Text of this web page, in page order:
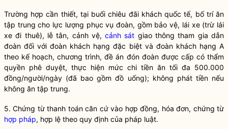
Trường hợp cần thiết, tại buổi chiêu đãi khách quốc tế, bố trí ăn
tập trung cho lực lượng phục vụ đoàn, gồm bảo vệ, lái xe (trừ lái
xe đi thuê), lễ tân, cảnh vệ,cảnh sát giao thông tham gia dẫn
đoàn đối với đoàn khách hạng đặc biệt và đoàn khách hạng A
theo kế hoạch, chương trình, đề án đón đoàn được cấp có thẩm
quyền phê duyệt, thực hiện mức chi tiền ăn tối đa 500.000
đồng/người/ngày (đã bao gồm đồ uống); không phát tiền nếu
không ăn tập trung.
5. Chứng từ thanh toán căn cứ vào hợp đồng, hóa đơn, chứng từ
hợp pháp, hợp lệ theo quy định của pháp luật.